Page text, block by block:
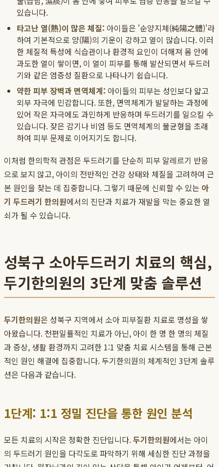
있습니다.
타고난 열(熱)이 많은 체질: 아이들은 '순양지체(純陽之體)'라
하여 기본적으로 양(陽)의 기운이 강하고 열이 많습니다. 이러
한 체질적 특성에 식습관이나 환경적 요인이 더해져 몸 안에
과도한 열이 쌓이면, 이 열이 피부를 통해 발산되면서 두드러
기와 같은 염증성 질환으로 나타나기 쉽습니다.
약한 피부 장벽과 면역체계: 아이들의 피부는 성인보다 얇고
외부 자극에 민감합니다. 또한, 면역체계가 발달하는 과정에
있어 작은 자극에도 과민하게 반응하며 두드러기를 일으킬 수
있습니다. 잦은 감기나 비염 등도 면역체계의 불균형을 초래
하여 피부 문제로 이어지기도 합니다.
이처럼 한의학적 관점은 두드러기를 단순히 피부 알레르기 반응
으로 보지 않고, 아이의 전반적인 건강 상태와 체질을 고려하여 근
본 원인을 찾는 데 집중합니다. 그렇기 때문에 신뢰할 수 있는 아
기 두드러기 한의원에서의 진단과 치료가 재발을 막는 중요한 열
쇠가 될 수 있습니다.
성북구 소아두드러기 치료의 핵심,
두기한의원의 3단계 맞춤 솔루션
두기한의원은 성북구 지역에서 소아 피부질환 치료로 명성을 쌓
아왔습니다. 천편일률적인 치료가 아닌, 아이 한 명 한 명의 체질
과 증상, 생활 환경까지 고려한 1:1 맞춤 치료 시스템을 통해 근본
적인 원인 해결에 집중합니다. 두기한의원의 체계적인 3단계 솔루
션은 다음과 같습니다.
1단계: 1:1 정밀 진단을 통한 원인 분석
모든 치료의 시작은 정확한 진단입니다.두기한의원에서는 아이
의 두드러기 원인을 다각도로 파악하기 위해 세심한 진단 과정을